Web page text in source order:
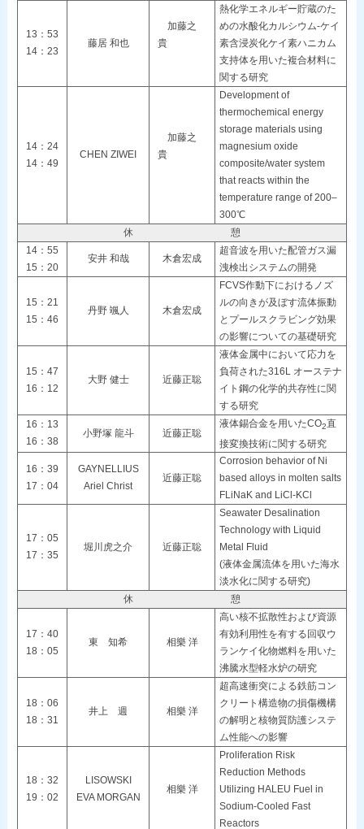
13：53
14：23
藤居 和也
加藤之
貴
熱化学エネルギー貯蔵のた
めの水酸化カルシウム-ケイ
素含浸炭化ケイ素ハニカム
支持体を用いた複合材料に
関する研究
14：24
14：49
CHEN ZIWEI
加藤之
貴
Development of
thermochemical energy
storage materials using
magnesium oxide
composite/water system
that reacts within the
temperature range of 200–
300℃
休 憩
14：55
15：20
安井 和哉 木倉宏成
超音波を用いた配管ガス漏
洩検出システムの開発
15：21
15：46
丹野 颯人 木倉宏成
FCVS作動下におけるノズ
ルの向きが及ぼす流体振動
とプールスクラビング効果
の影響についての基礎研究
15：47
16：12
大野 健士 近藤正聡
液体金属中において応力を
負荷された316L オーステナ
イト鋼の化学的共存性に関
する研究
16：13
16：38
小野塚 龍斗 近藤正聡
液体錫合金を用いたCO2直
接変換技術に関する研究
16：39
17：04
GAYNELLIUS
Ariel Christ
近藤正聡
Corrosion behavior of Ni
based alloys in molten salts
FLiNaK and LiCl-KCl
17：05
17：35
堀川虎之介 近藤正聡
Seawater Desalination
Technology with Liquid
Metal Fluid
(液体金属流体を用いた海水
淡水化に関する研究)
休 憩
17：40
18：05
東 知希 相樂 洋
高い核不拡散性および資源
有効利用性を有する回収ウ
ランケイ化物燃料を用いた
沸騰水型軽水炉の研究
18：06
18：31
井上 週 相樂 洋
超高速衝突による鉄筋コン
クリート構造物の損傷機構
の解明と核物質防護システ
ム性能への影響
18：32
19：02
LISOWSKI
EVA MORGAN
相樂 洋
Proliferation Risk
Reduction Methods
Utilizing HALEU Fuel in
Sodium-Cooled Fast
Reactors